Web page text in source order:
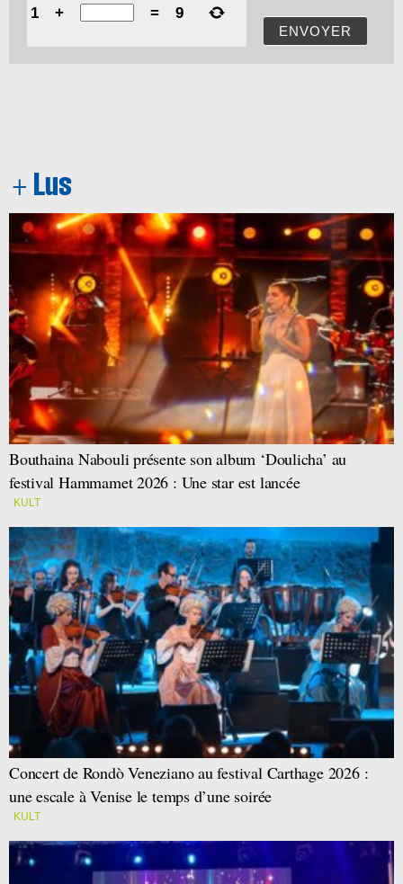
ENVOYER
1 + = 9
Bouthaina Nabouli présente son album ‘Doulicha’ au
festival Hammamet 2026 : Une star est lancée
KULT
Concert de Rondò Veneziano au festival Carthage 2026 :
une escale à Venise le temps d’une soirée
KULT